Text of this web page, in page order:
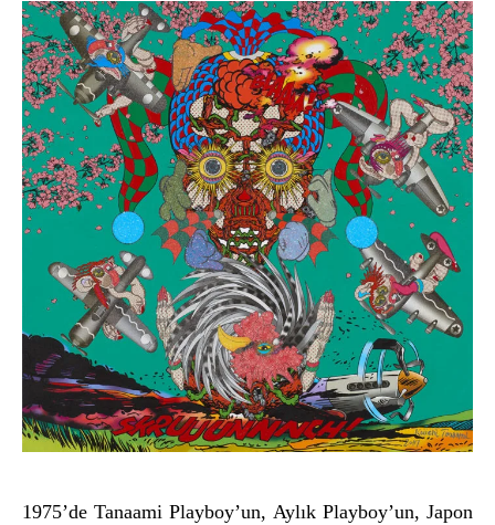
1975’de Tanaami Playboy’un, Aylık Playboy’un, Japon